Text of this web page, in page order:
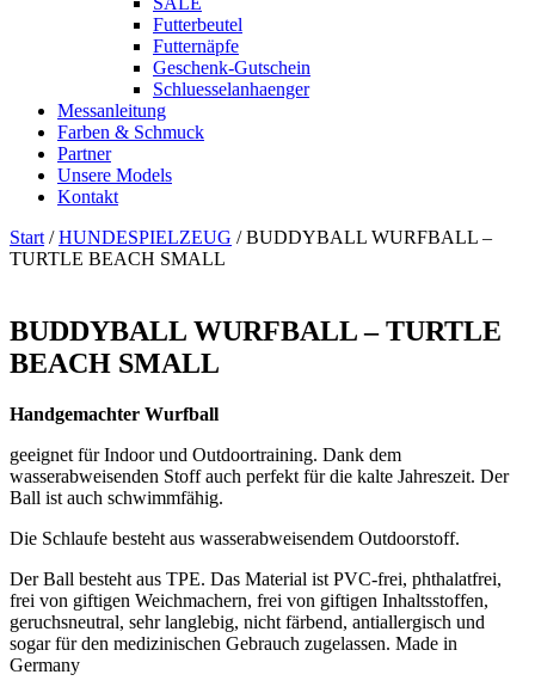
Futterbeutel
Futternäpfe
Geschenk-Gutschein
Schluesselanhaenger
Messanleitung
Farben & Schmuck
Partner
Unsere Models
Kontakt
Start /HUNDESPIELZEUG / BUDDYBALL WURFBALL –
TURTLE BEACH SMALL
BUDDYBALL WURFBALL – TURTLE
BEACH SMALL
Handgemachter Wurfball
geeignet für Indoor und Outdoortraining. Dank dem
wasserabweisenden Stoff auch perfekt für die kalte Jahreszeit. Der
Ball ist auch schwimmfähig.
Die Schlaufe besteht aus wasserabweisendem Outdoorstoff.
Der Ball besteht aus TPE. Das Material ist PVC-frei, phthalatfrei,
frei von giftigen Weichmachern, frei von giftigen Inhaltsstoffen,
geruchsneutral, sehr langlebig, nicht färbend, antiallergisch und
sogar für den medizinischen Gebrauch zugelassen. Made in
Germany